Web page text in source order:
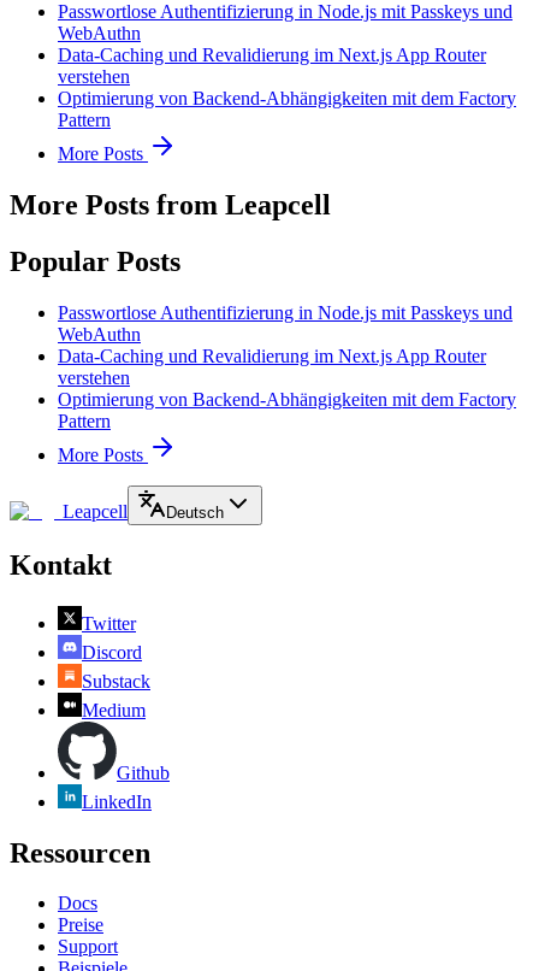
Passwortlose Authentifizierung in Node.js mit Passkeys und
WebAuthn
Data-Caching und Revalidierung im Next.js App Router
verstehen
Optimierung von Backend-Abhängigkeiten mit dem Factory
Pattern
More Posts
More Posts from Leapcell
Popular Posts
Passwortlose Authentifizierung in Node.js mit Passkeys und
WebAuthn
Data-Caching und Revalidierung im Next.js App Router
verstehen
Optimierung von Backend-Abhängigkeiten mit dem Factory
Pattern
More Posts
Leapcell Deutsch
Kontakt
Twitter
Discord
Substack
Medium
Github
LinkedIn
Ressourcen
Docs
Preise
Support